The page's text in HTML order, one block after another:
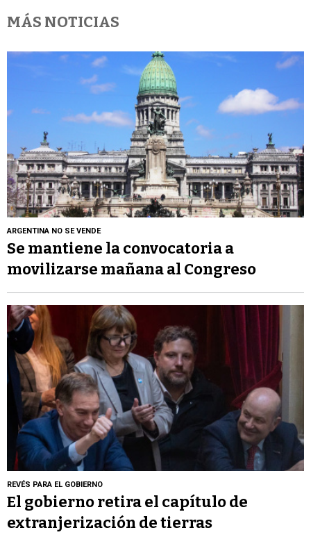
MÁS NOTICIAS
ARGENTINA NO SE VENDE
Se mantiene la convocatoria a
movilizarse mañana al Congreso
REVÉS PARA EL GOBIERNO
El gobierno retira el capítulo de
extranjerización de tierras